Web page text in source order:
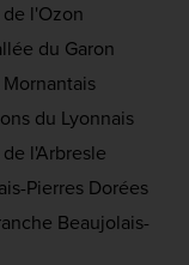
l'Ozon
du Garon
du Lyonnais
l'Arbresle
Pierres Dorées
Beaujolais-